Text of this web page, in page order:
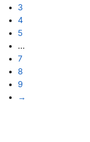
3
4
5
…
7
8
9
→